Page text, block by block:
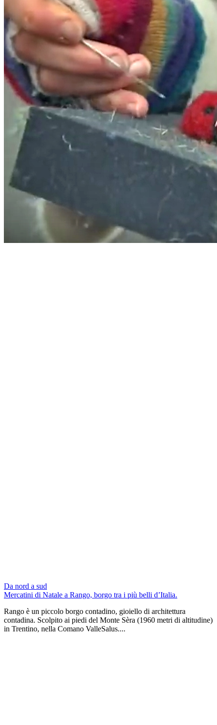
Da nord a sud
Mercatini di Natale a Rango, borgo tra i più belli d’Italia.
Rango è un piccolo borgo contadino, gioiello di architettura
contadina. Scolpito ai piedi del Monte Sèra (1960 metri di altitudine)
in Trentino, nella Comano ValleSalus....